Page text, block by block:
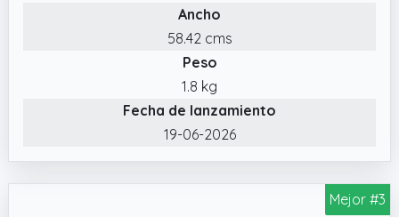
Ancho
58.42 cms
Peso
1.8 kg
Fecha de lanzamiento
19-06-2026
Mejor #3